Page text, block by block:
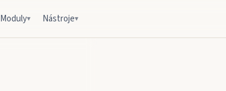
Moduly▾ Nástroje▾